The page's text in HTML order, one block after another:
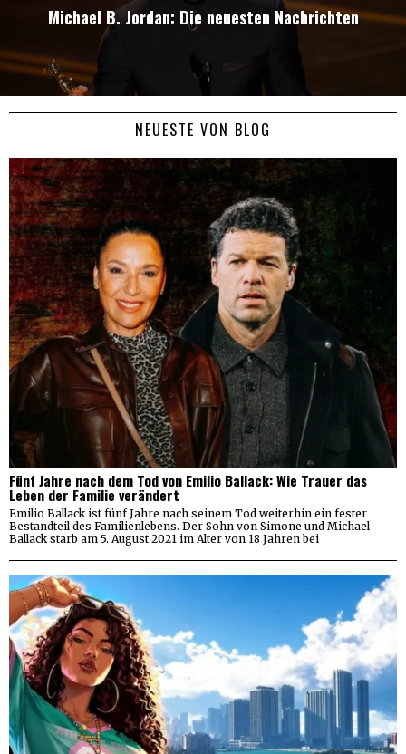
Michael B. Jordan: Die neuesten Nachrichten
NEUESTE VON BLOG
Fünf Jahre nach dem Tod von Emilio Ballack: Wie Trauer das
Leben der Familie verändert
Emilio Ballack ist fünf Jahre nach seinem Tod weiterhin ein fester
Bestandteil des Familienlebens. Der Sohn von Simone und Michael
Ballack starb am 5. August 2021 im Alter von 18 Jahren bei